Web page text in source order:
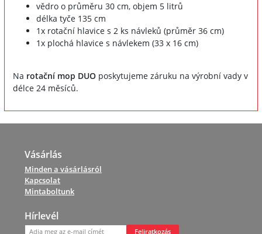
vědro o průměru 30 cm, objem 5 litrů
délka tyče 135 cm
1x rotační hlavice s 2 ks návleků (průměr 36 cm)
1x plochá hlavice s návlekem (33 x 16 cm)
Na rotační mop DUO poskytujeme záruku na výrobní vady v
délce 24 měsíců.
Vásárlás
Minden a vásárlásról
Kapcsolat
Mintaboltunk
Hírlevél
Feliratkozás